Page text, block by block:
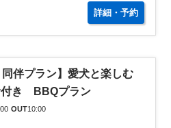
詳細・予約
同伴プラン】愛犬と楽しむ
き BBQプラン
OUT10:00